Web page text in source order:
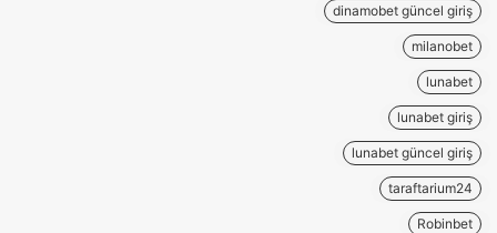
dinamobet güncel giriş
milanobet
lunabet
lunabet giriş
lunabet güncel giriş
taraftarium24
Robinbet